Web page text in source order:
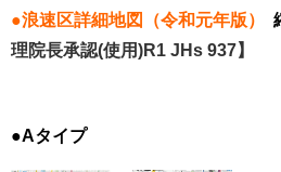
●浪速区詳細地図（令和元年版）
理院長承認(使用)R1 JHs 937】
●Aタイプ